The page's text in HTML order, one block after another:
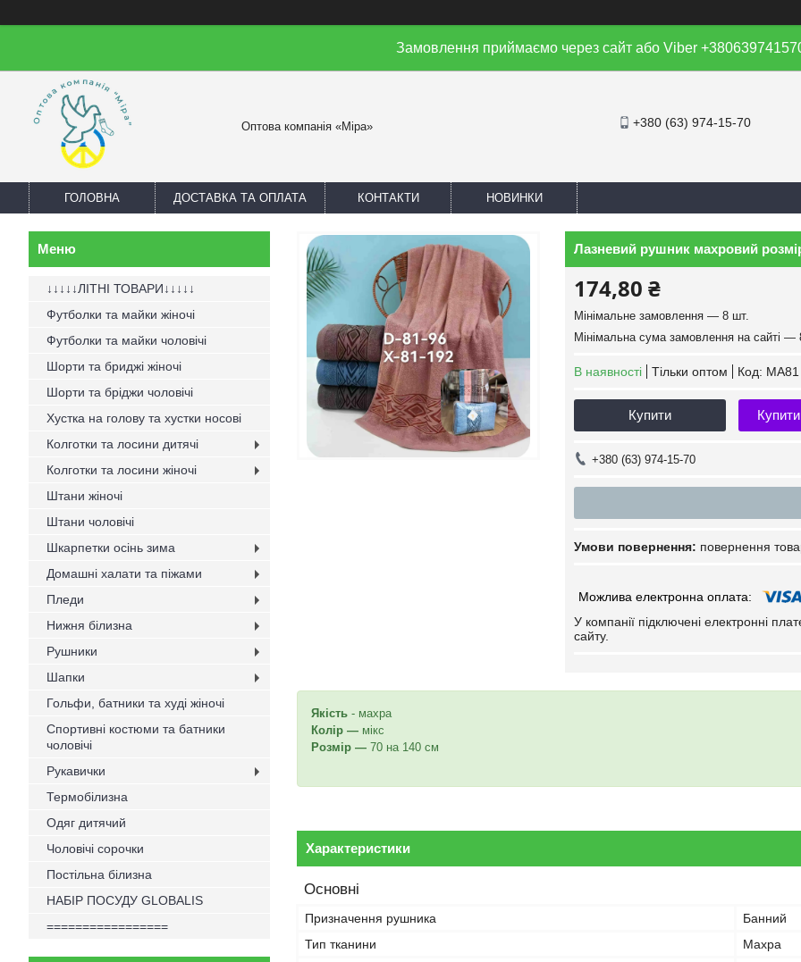
Замовлення приймаємо через сайт або Viber
Оптова компанія «Міра» +380 (63) 974-15-70
ГОЛОВНА ДОСТАВКА ТА ОПЛАТА КОНТАКТИ НОВИНКИ
Лазневий рушник махровий
174,80 ₴
Мінімальне замовлення — 8 шт.
Мінімальна сума замовлення на сайті —
В наявності Тільки оптом Код:
Купити
+380 (63) 974-15-70
повернення
У компанії підключені електронні
сайту.
Якість - махра
Колір — мікс
Розмір — 70 на 140 см
Характеристики
Основні
Призначення рушника
Банний
Тип тканини
Махра
↓↓↓↓↓ЛІТНІ ТОВАРИ↓↓↓↓↓
Футболки та майки жіночі
Футболки та майки чоловічі
Шорти та бриджі жіночі
Шорти та бріджи чоловічі
Хустка на голову та хустки носові
Колготки та лосини дитячі
Колготки та лосини жіночі
Штани жіночі
Штани чоловічі
Шкарпетки осінь зима
Домашні халати та піжами
Пледи
Нижня білизна
Рушники
Шапки
Гольфи, батники та худі жіночі
Спортивні костюми та батники
чоловічі
Рукавички
Термобілизна
Одяг дитячий
Чоловічі сорочки
Постільна білизна
НАБІР ПОСУДУ GLOBALIS
=================